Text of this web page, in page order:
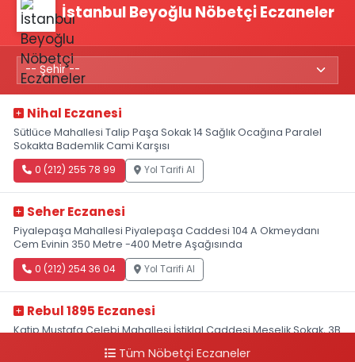
İstanbul Beyoğlu Nöbetçi Eczaneler
Nihal Eczanesi
Sütlüce Mahallesi Talip Paşa Sokak 14 Sağlık Ocağına Paralel
Sokakta Bademlik Cami Karşısı
0 (212) 255 78 99 Yol Tarifi Al
Seher Eczanesi
Piyalepaşa Mahallesi Piyalepaşa Caddesi 104 A Okmeydanı
Cem Evinin 350 Metre -400 Metre Aşağısında
0 (212) 254 36 04 Yol Tarifi Al
Rebul 1895 Eczanesi
Katip Mustafa Çelebi Mahallesi İstiklal Caddesi Meşelik Sokak, 3B
Tüm Nöbetçi Eczaneler